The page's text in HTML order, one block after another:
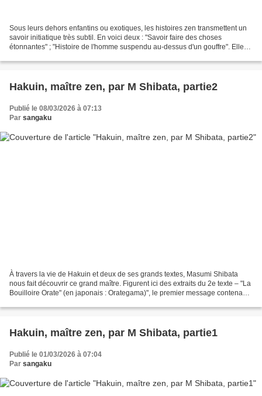
Sous leurs dehors enfantins ou exotiques, les histoires zen transmettent un
savoir initiatique très subtil. En voici deux : "Savoir faire des choses
étonnantes" ; "Histoire de l'homme suspendu au-dessus d'un gouffre". Elles
Hakuin, maître zen, par M Shibata, partie2
Publié le 08/03/2026 à 07:13
Par sangaku
À travers la vie de Hakuin et deux de ses grands textes, Masumi Shibata
nous fait découvrir ce grand maître. Figurent ici des extraits du 2e texte – "La
Bouilloire Orate" (en japonais : Orategama)", le premier message contenant
Hakuin, maître zen, par M Shibata, partie1
Publié le 01/03/2026 à 07:04
Par sangaku